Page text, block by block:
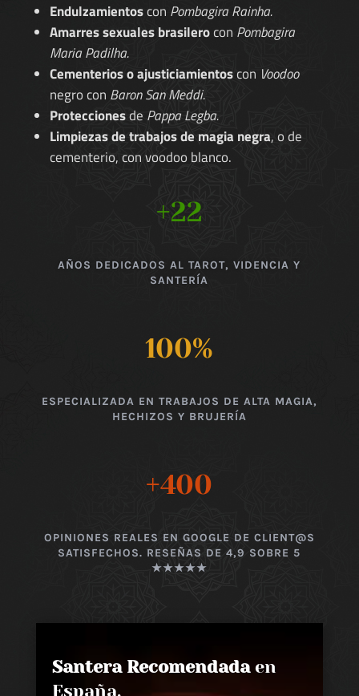
Endulzamientoscon Pombagira Rainha.
Amarres sexuales brasilerocon Pombagira
Maria Padilha.
Cementerios o ajusticiamientoscon Voodoo
negro con Baron San Meddi.
Proteccionesde Pappa Legba.
Limpiezas de trabajos de magia negra, o de
cementerio, con voodoo blanco.
+22
AÑOS DEDICADOS AL TAROT, VIDENCIA Y
SANTERÍA
100%
ESPECIALIZADA EN TRABAJOS DE ALTA MAGIA,
HECHIZOS Y BRUJERÍA
+400
OPINIONES REALES EN GOOGLE DE CLIENT@S
SATISFECHOS. RESEÑAS DE 4,9 SOBRE 5
★★★★★
Santera Recomendadaen
España,